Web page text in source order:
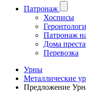
Патронаж
Хосписы
Патронаж
Дома
Перевозка
Урны
Металлические
Предложение